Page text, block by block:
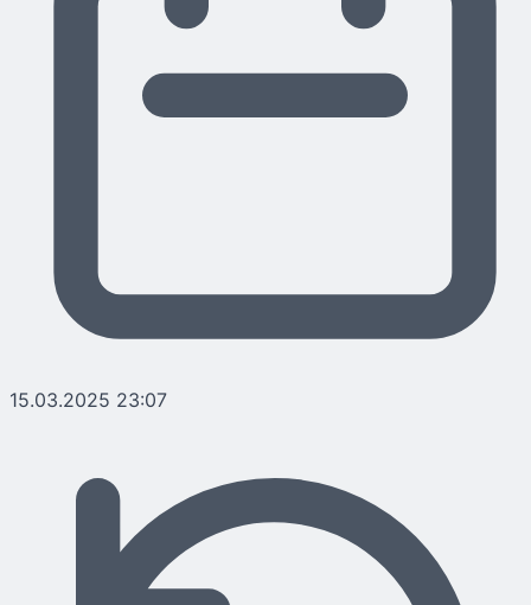
15.03.2025 23:07